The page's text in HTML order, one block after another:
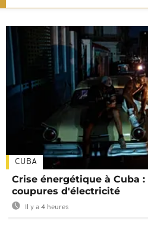
CUBA
Crise énergétique à Cuba
coupures d'électricité
Il y a 4 heures